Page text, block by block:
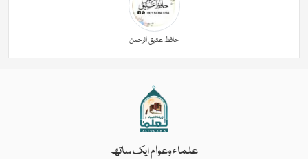
حافظ عتیق الرحمن
علماء وعوام ایک ساتھ